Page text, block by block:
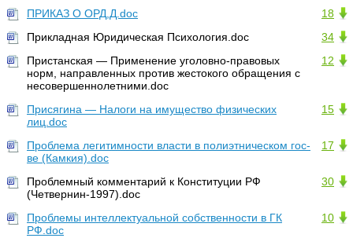
18
ПРИКАЗ О ОРД,Д.doc
34
Прикладная Юридическая Психология.doc
12
Пристанская — Применение уголовно-правовых
норм, направленных против жестокого обращения с
несовершеннолетними.doc
15
Присягина — Налоги на имущество физических
лиц.doc
17
Проблема легитимности власти в полиэтническом гос-
ве (Камкия).doc
30
Проблемный комментарий к Конституции РФ
(Четвернин-1997).doc
10
Проблемы интеллектуальной собственности в ГК
РФ.doc